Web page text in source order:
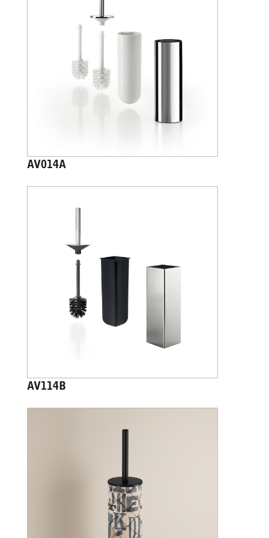
AV014A
AV114B